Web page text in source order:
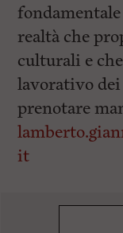
realtà che
culturali e
lavorativo
prenotare
it